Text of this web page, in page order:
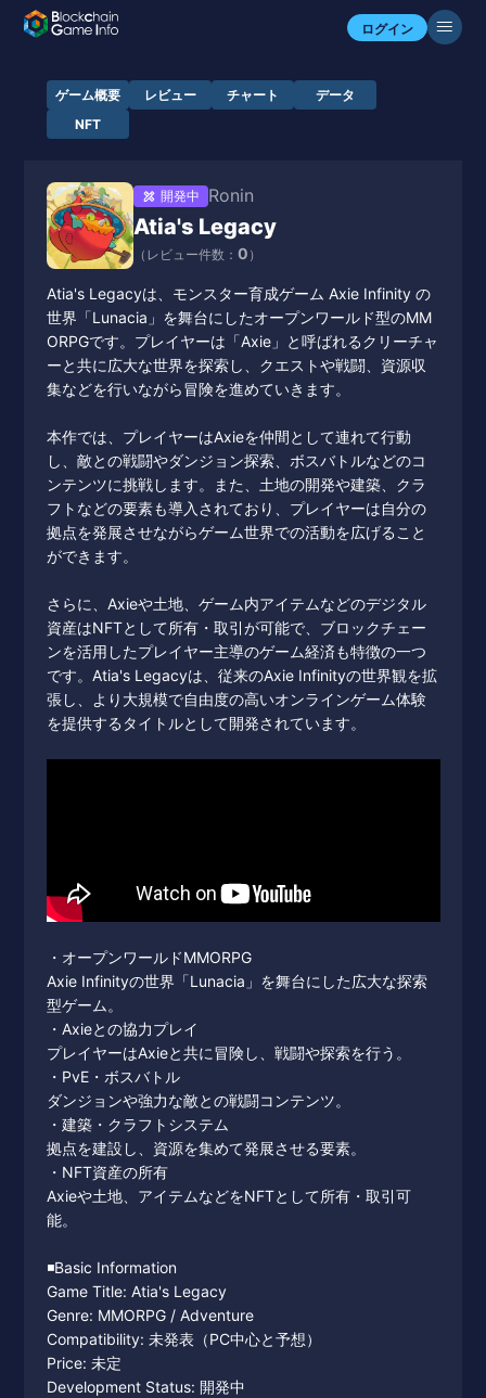
ログイン
ゲーム概要 レビュー チャート
データ
NFT
開発中 Ronin
Atia's Legacy
（レビュー件数： 0 ）
Atia's Legacyは、モンスター育成ゲーム Axie Infinity の
世界「Lunacia」を舞台にしたオープンワールド型のMM
ORPGです。プレイヤーは「Axie」と呼ばれるクリーチャ
ーと共に広大な世界を探索し、クエストや戦闘、資源収
集などを行いながら冒険を進めていきます。
本作では、プレイヤーはAxieを仲間として連れて行動
し、敵との戦闘やダンジョン探索、ボスバトルなどのコ
ンテンツに挑戦します。また、土地の開発や建築、クラ
フトなどの要素も導入されており、プレイヤーは自分の
拠点を発展させながらゲーム世界での活動を広げること
ができます。
さらに、Axieや土地、ゲーム内アイテムなどのデジタル
資産はNFTとして所有・取引が可能で、ブロックチェー
ンを活用したプレイヤー主導のゲーム経済も特徴の一つ
です。Atia's Legacyは、従来のAxie Infinityの世界観を拡
張し、より大規模で自由度の高いオンラインゲーム体験
を提供するタイトルとして開発されています。
・オープンワールドMMORPG
Axie Infinityの世界「Lunacia」を舞台にした広大な探索
型ゲーム。
・Axieとの協力プレイ
プレイヤーはAxieと共に冒険し、戦闘や探索を行う。
・PvE・ボスバトル
ダンジョンや強力な敵との戦闘コンテンツ。
・建築・クラフトシステム
拠点を建設し、資源を集めて発展させる要素。
・NFT資産の所有
Axieや土地、アイテムなどをNFTとして所有・取引可
能。
◾️Basic Information
Game Title: Atia's Legacy
Genre: MMORPG / Adventure
Compatibility: 未発表（PC中心と予想）
Price: 未定
Development Status: 開発中